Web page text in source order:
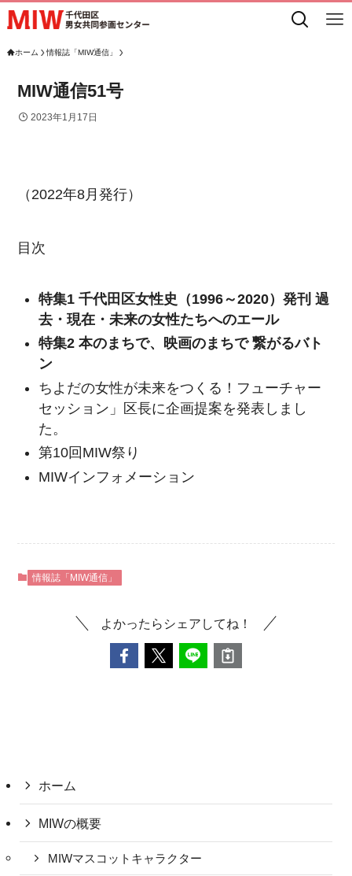
ホーム 情報誌「MIW通信」
MIW通信51号
2023年1月17日
（2022年8月発行）
目次
特集1 千代田区女性史（1996～2020）発刊 過
去・現在・未来の女性たちへのエール
特集2 本のまちで、映画のまちで 繋がるバト
ン
ちよだの女性が未来をつくる！フューチャー
セッション」区長に企画提案を発表しまし
た。
第10回MIW祭り
MIWインフォメーション
情報誌「MIW通信」
よかったらシェアしてね！
ホーム
MIWの概要
MIWマスコットキャラクター